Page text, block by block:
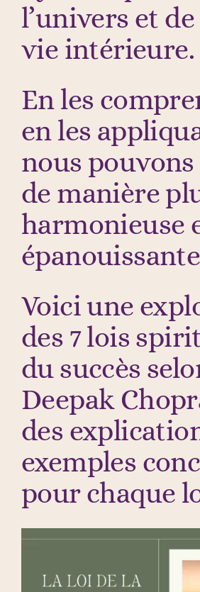
l’univers et
vie intérieure.
En les
en les
nous
de manière
harmonieuse
Voici une
des 7 lois
du succès
Deepak
des
exemples
pour chaque